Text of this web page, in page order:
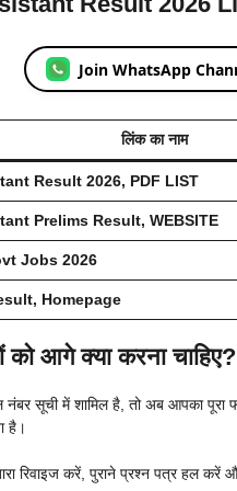
Join WhatsApp
लिंक का नाम
Result 2026, PDF LIST
Prelims Result, WEBSITE
Jobs 2026
Homepage
को आगे क्या करना चाहिए?
नंबर सूची में शामिल है, तो अब आपका पूरा
है।
रिवाइज करें, पुराने प्रश्न पत्र हल